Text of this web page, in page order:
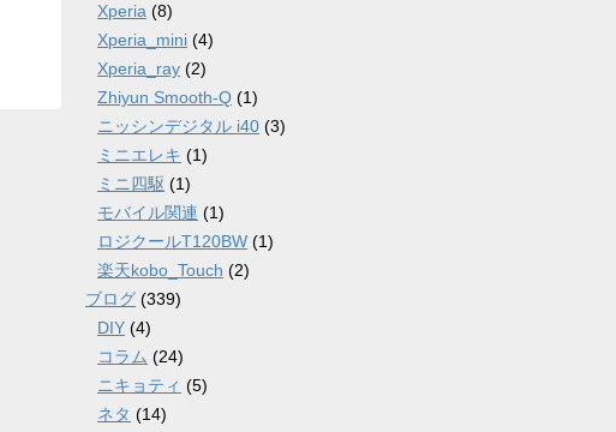
Xperia (8)
Xperia_mini (4)
Xperia_ray (2)
Zhiyun Smooth-Q (1)
ニッシンデジタル i40 (3)
ミニエレキ (1)
ミニ四駆 (1)
モバイル関連 (1)
ロジクールT120BW (1)
楽天kobo_Touch (2)
ブログ (339)
DIY (4)
コラム (24)
ニキョティ (5)
ネタ (14)